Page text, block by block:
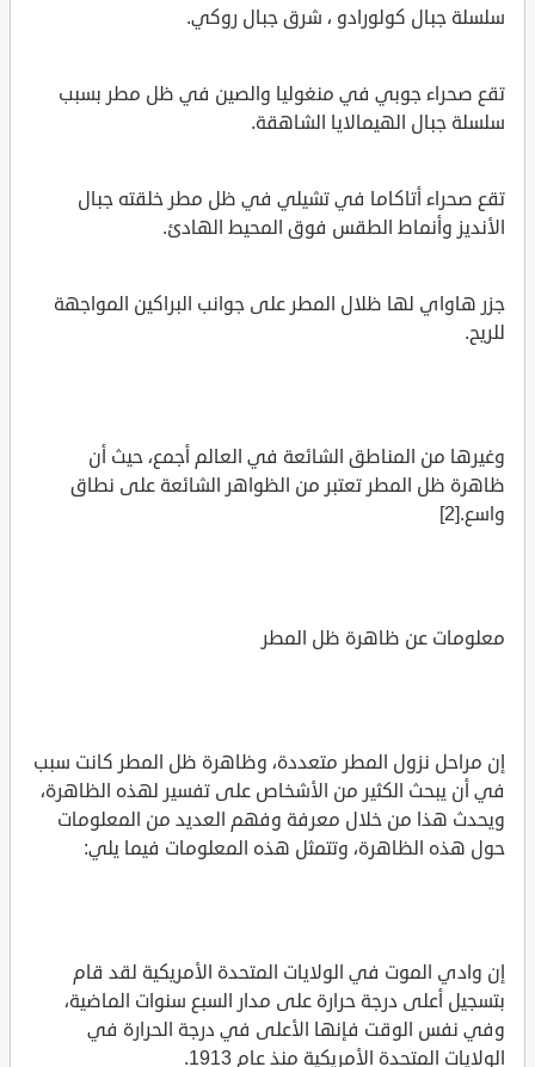
سلسلة جبال كولورادو ، شرق جبال روكي.
تقع صحراء جوبي في منغوليا والصين في ظل مطر بسبب
سلسلة جبال الهيمالايا الشاهقة.
تقع صحراء أتاكاما في تشيلي في ظل مطر خلقته جبال
الأنديز وأنماط الطقس فوق المحيط الهادئ.
جزر هاواي لها ظلال المطر على جوانب البراكين المواجهة
للريح.
وغيرها من المناطق الشائعة في العالم أجمع، حيث أن
ظاهرة ظل المطر تعتبر من الظواهر الشائعة على نطاق
واسع.[2]
معلومات عن ظاهرة ظل المطر
إن مراحل نزول المطر متعددة، وظاهرة ظل المطر كانت سبب
في أن يبحث الكثير من الأشخاص على تفسير لهذه الظاهرة،
ويحدث هذا من خلال معرفة وفهم العديد من المعلومات
حول هذه الظاهرة، وتتمثل هذه المعلومات فيما يلي:
إن وادي الموت في الولايات المتحدة الأمريكية لقد قام
بتسجيل أعلى درجة حرارة على مدار السبع سنوات الماضية،
وفي نفس الوقت فإنها الأعلى في درجة الحرارة في
الولايات المتحدة الأمريكية منذ عام 1913.